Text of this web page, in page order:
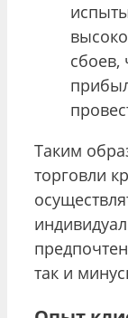
сбоев,
Таким
торговли
так и